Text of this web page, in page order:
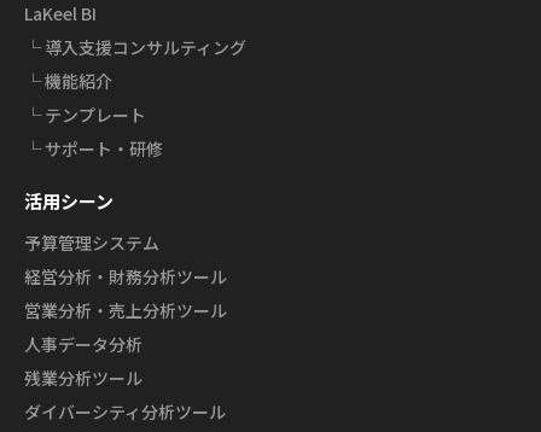
LaKeel BI
└ 導入支援コンサルティング
└ 機能紹介
└ テンプレート
└ サポート・研修
活用シーン
予算管理システム
経営分析・財務分析ツール
営業分析・売上分析ツール
人事データ分析
残業分析ツール
ダイバーシティ分析ツール